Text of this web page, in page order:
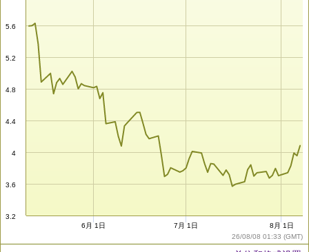
26/08/08 01:33 (GMT)
3.2
3.6
4
4.4
4.8
5.2
5.6
6月 1日 7月 1日 8月 1日